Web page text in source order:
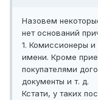
Назовем
нет оснований
1. Комиссионеры
имени. Кроме
покупателями
документы и т. д.
Кстати, у таких